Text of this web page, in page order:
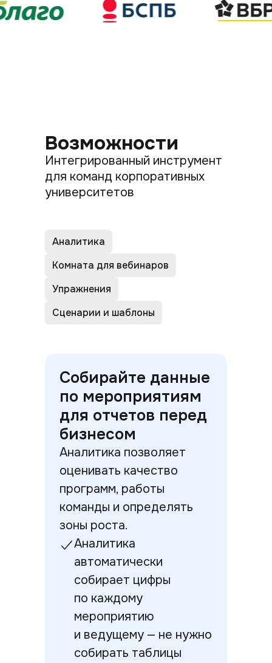
Возможности
Интегрированный инструмент
для команд корпоративных
университетов
Аналитика
Комната для вебинаров
Упражнения
Сценарии и шаблоны
Собирайте данные
по мероприятиям
для отчетов перед
бизнесом
Аналитика позволяет
оценивать качество
программ, работы
команды и определять
зоны роста.
Аналитика
автоматически
собирает цифры
по каждому
мероприятию
и ведущему — не нужно
собирать таблицы